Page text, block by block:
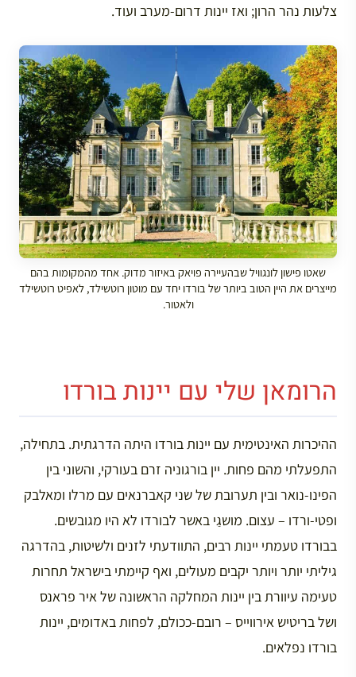
צלעות נהר הרון; ואז יינות דרום-מערב ועוד.
שאטו פישון לונגוויל שבהעיירה פויאק באיזור מדוק. אחד מהמקומות בהם
מייצרים את היין הטוב ביותר של בורדו יחד עם מוטון רוטשילד, לאפיט רוטשילד
ולאטור.
הרומאן שלי עם יינות בורדו
ההיכרות האינטימית עם יינות בורדו היתה הדרגתית. בתחילה,
התפעלתי מהם פחות. יין בורגוניה זרם בעורקי, והשוני בין
הפינו-נואר ובין תערובת של שני קאברנאים עם מרלו ומאלבק
ופטי-ורדו – עצום. מושגַי באשר לבורדו לא היו מגובשים.
בבורדו טעמתי יינות רבים, התוודעתי לזנים ולשיטות, בהדרגה
גיליתי יותר ויותר יקבים מעולים, ואף קיימתי בישראל תחרות
טעימה עיוורת בין יינות המחלקה הראשונה של איר פראנס
ושל בריטיש אירווייס – רובם-ככולם, לפחות באדומים, יינות
בורדו נפלאים.